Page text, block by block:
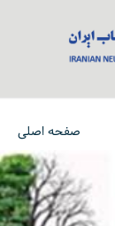
صفحه اصلی